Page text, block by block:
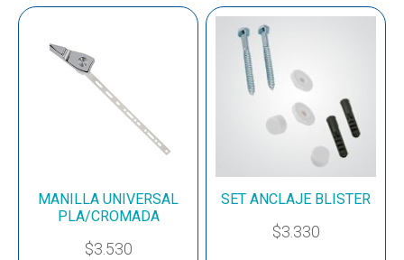
MANILLA UNIVERSAL
PLA/CROMADA
$3.530
SET ANCLAJE BLISTER
$3.330